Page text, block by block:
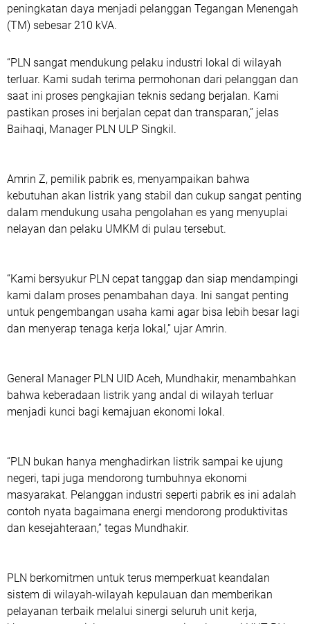
peningkatan daya menjadi pelanggan Tegangan Menengah
(TM) sebesar 210 kVA.
“PLN sangat mendukung pelaku industri lokal di wilayah
terluar. Kami sudah terima permohonan dari pelanggan dan
saat ini proses pengkajian teknis sedang berjalan. Kami
pastikan proses ini berjalan cepat dan transparan,” jelas
Baihaqi, Manager PLN ULP Singkil.
Amrin Z, pemilik pabrik es, menyampaikan bahwa
kebutuhan akan listrik yang stabil dan cukup sangat penting
dalam mendukung usaha pengolahan es yang menyuplai
nelayan dan pelaku UMKM di pulau tersebut.
“Kami bersyukur PLN cepat tanggap dan siap mendampingi
kami dalam proses penambahan daya. Ini sangat penting
untuk pengembangan usaha kami agar bisa lebih besar lagi
dan menyerap tenaga kerja lokal,” ujar Amrin.
General Manager PLN UID Aceh, Mundhakir, menambahkan
bahwa keberadaan listrik yang andal di wilayah terluar
menjadi kunci bagi kemajuan ekonomi lokal.
“PLN bukan hanya menghadirkan listrik sampai ke ujung
negeri, tapi juga mendorong tumbuhnya ekonomi
masyarakat. Pelanggan industri seperti pabrik es ini adalah
contoh nyata bagaimana energi mendorong produktivitas
dan kesejahteraan,” tegas Mundhakir.
PLN berkomitmen untuk terus memperkuat keandalan
sistem di wilayah-wilayah kepulauan dan memberikan
pelayanan terbaik melalui sinergi seluruh unit kerja,